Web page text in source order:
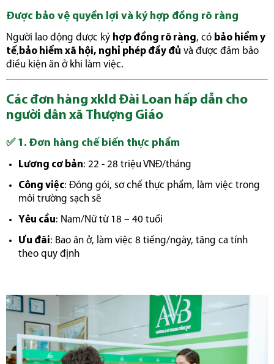
Được bảo vệ quyền lợi và ký hợp đồng rõ ràng
Người lao động được ký hợp đồng rõ ràng, có bảo hiểm y
tế, bảo hiểm xã hội, nghỉ phép đầy đủ và được đảm bảo
điều kiện ăn ở khi làm việc.
Các đơn hàng xkld Đài Loan hấp dẫn cho
người dân xã Thượng Giáo
✅ 1. Đơn hàng chế biến thực phẩm
Lương cơ bản: 22 - 28 triệu VNĐ/tháng
Công việc: Đóng gói, sơ chế thực phẩm, làm việc trong
môi trường sạch sẽ
Yêu cầu: Nam/Nữ từ 18 – 40 tuổi
Ưu đãi: Bao ăn ở, làm việc 8 tiếng/ngày, tăng ca tính
theo quy định